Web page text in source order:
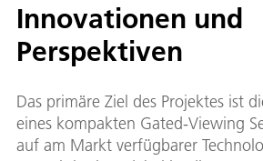
Innovationen und
Perspektiven
Das primäre Ziel des Projektes ist
eines kompakten Gated-Viewing
auf am Markt verfügbarer